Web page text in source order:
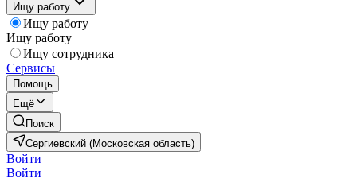
Ищу работу
Ищу работу
Ищу работу
Ищу сотрудника
Сервисы
Помощь
Ещё
Поиск
Сергиевский (Московская область)
Войти
Войти